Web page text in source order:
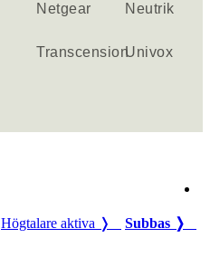
Netgear Neutrik
TranscensionUnivox
Högtalare aktiva ❭ Subbas ❭